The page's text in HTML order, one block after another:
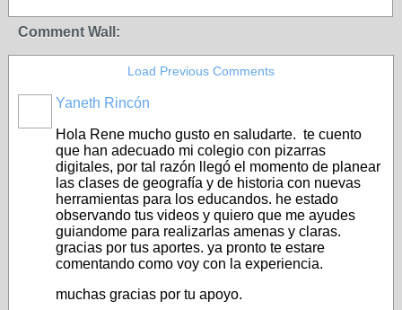
Comment Wall:
Load Previous Comments
Yaneth Rincón
Hola Rene mucho gusto en saludarte. te cuento
que han adecuado mi colegio con pizarras
digitales, por tal razón llegó el momento de planear
las clases de geografía y de historia con nuevas
herramientas para los educandos. he estado
observando tus videos y quiero que me ayudes
guiandome para realizarlas amenas y claras.
gracias por tus aportes. ya pronto te estare
comentando como voy con la experiencia.
muchas gracias por tu apoyo.